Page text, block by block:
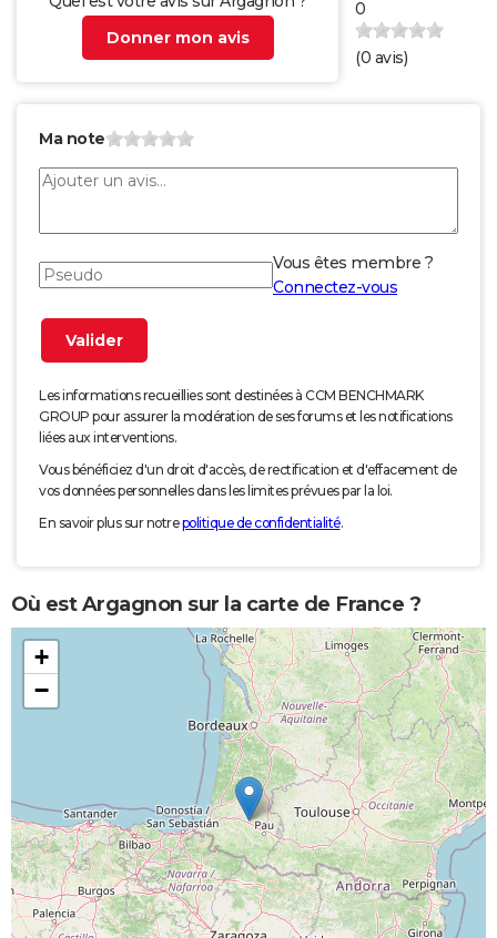
Donner mon avis
0
(0 avis)
Ma note
Vous êtes membre ?
Connectez-vous
Les informations recueillies sont destinées à CCM BENCHMARK
GROUP pour assurer la modération de ses forums et les notifications
liées aux interventions.
Vous bénéficiez d'un droit d'accès, de rectification et d'effacement de
vos données personnelles dans les limites prévues par la loi.
En savoir plus sur notrepolitique de confidentialité.
Où est Argagnon sur la carte de France ?
+
−